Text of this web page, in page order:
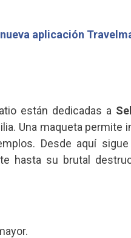
aplicación
están dedicadas a
Una maqueta permite
Desde aquí
hasta su brutal